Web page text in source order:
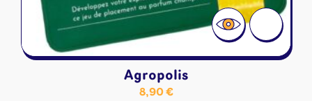
Agropolis
8,90€